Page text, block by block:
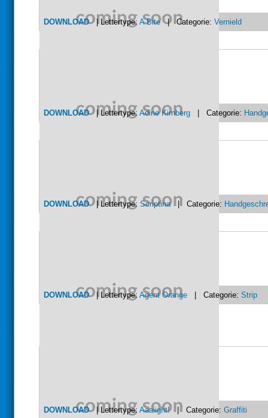
DOWNLOAD| Lettertype: A Bite| Categorie: Vernield
DOWNLOAD| Lettertype: Adine Kirnberg | Categorie:
DOWNLOAD| Lettertype: Scriptina| Categorie:
DOWNLOAD| Lettertype: Agent Orange | Categorie: Strip
DOWNLOAD| Lettertype: Aaaiight!| Categorie: Graffiti